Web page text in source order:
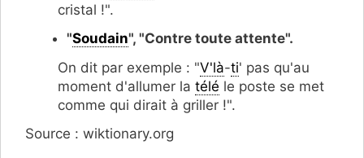
cristal !".
"Soudain", "Contre toute attente".
On dit par exemple : "V'là-ti' pas qu'au
moment d'allumer la télé le poste se met
comme qui dirait à griller !".
Source : wiktionary.org